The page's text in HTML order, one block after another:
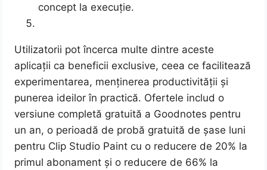
concept la execuție.
Utilizatorii pot încerca multe dintre aceste
aplicații ca beneficii exclusive, ceea ce facilitează
experimentarea, menținerea productivității și
punerea ideilor în practică. Ofertele includ o
versiune completă gratuită a Goodnotes pentru
un an, o perioadă de probă gratuită de șase luni
pentru Clip Studio Paint cu o reducere de 20% la
primul abonament și o reducere de 66% la